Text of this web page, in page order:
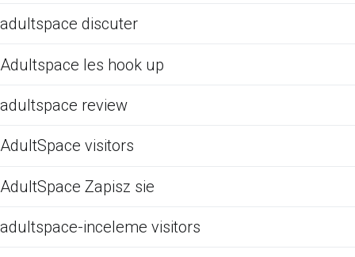
adultspace discuter
Adultspace les hook up
adultspace review
AdultSpace visitors
AdultSpace Zapisz sie
adultspace-inceleme visitors